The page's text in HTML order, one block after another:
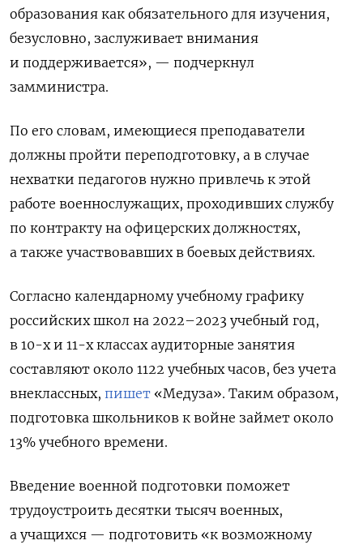
образования как обязательного для изучения,
безусловно, заслуживает внимания
и поддерживается», — подчеркнул
замминистра.
По его словам, имеющиеся преподаватели
должны пройти переподготовку, а в случае
нехватки педагогов нужно привлечь к этой
работе военнослужащих, проходивших службу
по контракту на офицерских должностях,
а также участвовавших в боевых действиях.
Согласно календарному учебному графику
российских школ на 2022–2023 учебный год,
в 10-х и 11-х классах аудиторные занятия
составляют около 1122 учебных часов, без учета
внеклассных, пишет «Медуза». Таким образом,
подготовка школьников к войне займет около
13% учебного времени.
Введение военной подготовки поможет
трудоустроить десятки тысяч военных,
а учащихся — подготовить «к возможному